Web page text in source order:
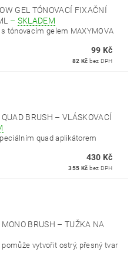
GEL TÓNOVACÍ FIXAČNÍ
– SKLADEM
tónovacím gelem MAXYMOVA
99 Kč
82 Kč bez DPH
BRUSH – VLÁSKOVACÍ
quad aplikátorem
430 Kč
355 Kč bez DPH
BRUSH – TUŽKA NA
vytvořit ostrý, přesný tvar